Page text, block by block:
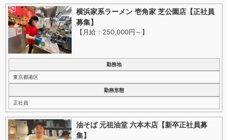
横浜家系ラーメン 壱角家 芝公園店【正社員
募集】
【月給：250,000円～ 】
勤務地
東京都港区
勤務形態
正社員
油そば 元祖油堂 六本木店【新卒正社員募
集】